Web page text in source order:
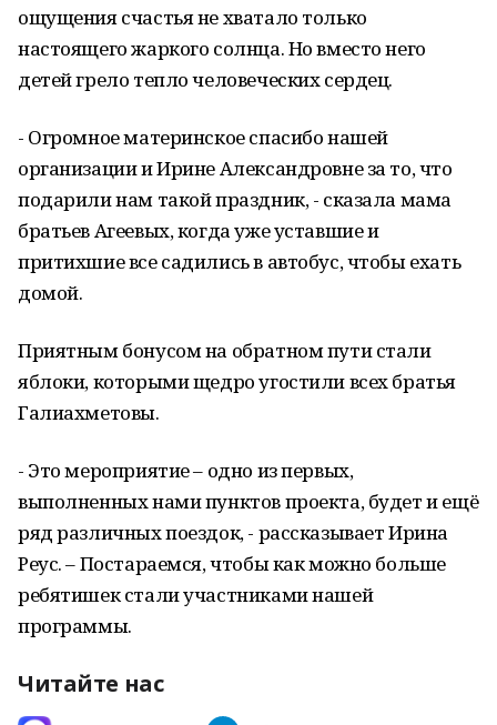
ощущения счастья не хватало только
настоящего жаркого солнца. Но вместо него
детей грело тепло человеческих сердец.
- Огромное материнское спасибо нашей
организации и Ирине Александровне за то, что
подарили нам такой праздник, - сказала мама
братьев Агеевых, когда уже уставшие и
притихшие все садились в автобус, чтобы ехать
домой.
Приятным бонусом на обратном пути стали
яблоки, которыми щедро угостили всех братья
Галиахметовы.
- Это мероприятие – одно из первых,
выполненных нами пунктов проекта, будет и ещё
ряд различных поездок, - рассказывает Ирина
Реус. – Постараемся, чтобы как можно больше
ребятишек стали участниками нашей
программы.
Читайте нас